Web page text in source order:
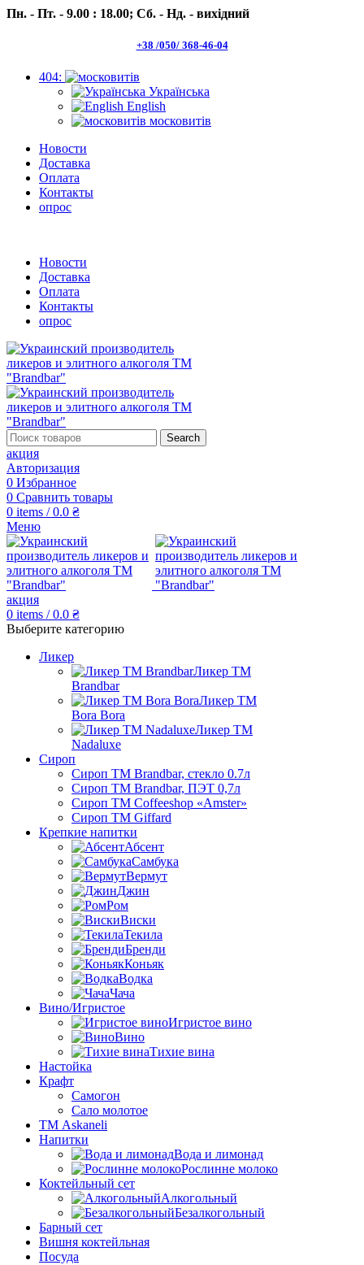
Пн. - Пт. - 9.00 : 18.00; Сб. - Нд. - вихідний
+38 /050/ 368-46-04
404:
Українська
English
московитів
Новости
Доставка
Оплата
Контакты
опрос
Новости
Доставка
Оплата
Контакты
опрос
Search
акция
Авторизация
0 Избранное
0 Сравнить товары
0 items / 0.0 ₴
Меню
акция
0 items / 0.0 ₴
Выберите категорию
Ликер
Ликер ТМ
Brandbar
Ликер ТМ
Bora Bora
Ликер ТМ
Nadaluxe
Сироп
Сироп TM Brandbar, стекло 0.7л
Сироп TM Brandbar, ПЭТ 0,7л
Сироп TM Coffeeshop «Amster»
Сироп TM Giffard
Крепкие напитки
Абсент
Самбука
Вермут
Джин
Ром
Виски
Текила
Бренди
Коньяк
Водка
Чача
Вино/Игристое
Игристое вино
Вино
Тихие вина
Настойка
Крафт
Самогон
Сало молотое
ТМ Askaneli
Напитки
Вода и лимонад
Рослинне молоко
Коктейльный сет
Алкогольный
Безалкогольный
Барный сет
Вишня коктейльная
Посуда